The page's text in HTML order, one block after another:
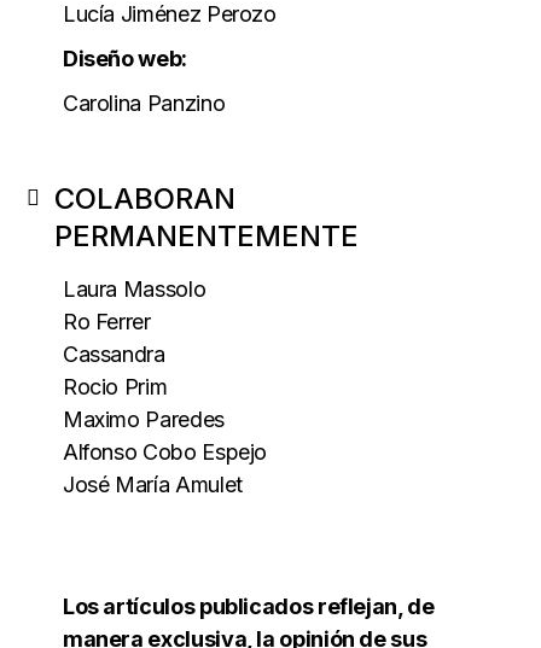
Lucía Jiménez Perozo
Diseño web:
Carolina Panzino
COLABORAN
PERMANENTEMENTE
Laura Massolo
Ro Ferrer
Cassandra
Rocio Prim
Maximo Paredes
Alfonso Cobo Espejo
José María Amulet
Los artículos publicados reflejan, de
manera exclusiva, la opinión de sus